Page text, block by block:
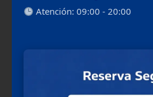
Atención: 09:00 - 20:00